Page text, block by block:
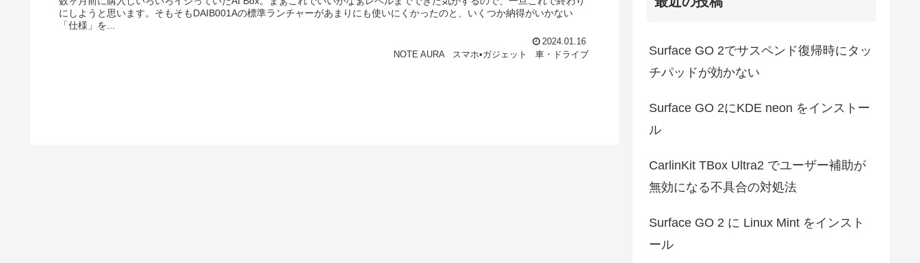
にしようと思います。そもそもDAIB001Aの標準ランチャーがあまりにも使いにくかったのと、いくつか納得がいかない
「仕様」を...
2024.01.16
NOTE AURA
スマホ•ガジェット 車・ドライブ
Surface GO 2でサスペンド復帰時にタッ
チパッドが効かない
Surface GO 2にKDE neon をインストー
ル
CarlinKit TBox Ultra2 でユーザー補助が
無効になる不具合の対処法
Surface GO 2 に Linux Mint をインスト
ール